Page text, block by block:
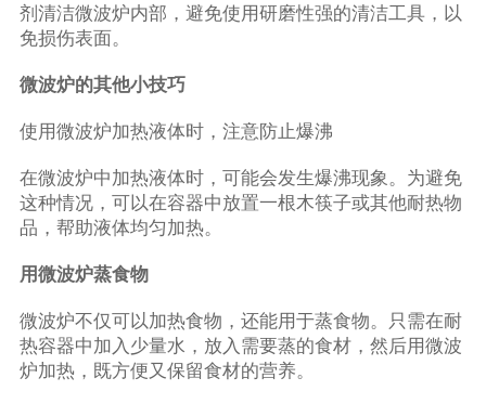
剂清洁微波炉内部，避免使用研磨性强的清洁工具，以
免损伤表面。
微波炉的其他小技巧
使用微波炉加热液体时，注意防止爆沸
在微波炉中加热液体时，可能会发生爆沸现象。为避免
这种情况，可以在容器中放置一根木筷子或其他耐热物
品，帮助液体均匀加热。
用微波炉蒸食物
微波炉不仅可以加热食物，还能用于蒸食物。只需在耐
热容器中加入少量水，放入需要蒸的食材，然后用微波
炉加热，既方便又保留食材的营养。